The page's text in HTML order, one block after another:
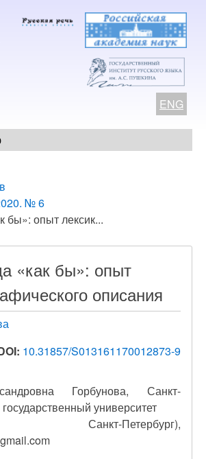
ENG
№ 6
бы»: опыт лексик...
«как бы»: опыт
описания
10.31857/S013161170012873-9
Горбунова, Санкт-
университет
Санкт-Петербург),